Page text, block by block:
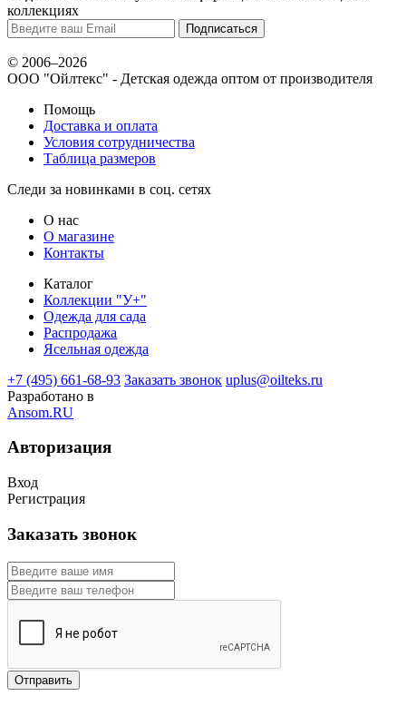
коллекциях
© 2006–2026
ООО "Ойлтекс" - Детская одежда оптом от производителя
Помощь
Доставка и оплата
Условия сотрудничества
Таблица размеров
Следи за новинками в соц. сетях
О нас
О магазине
Контакты
Каталог
Коллекции "У+"
Одежда для сада
Распродажа
Ясельная одежда
+7 (495) 661-68-93 Заказать звонок uplus@oilteks.ru
Разработано в
Ansom.RU
Авторизация
Вход
Регистрация
Заказать звонок